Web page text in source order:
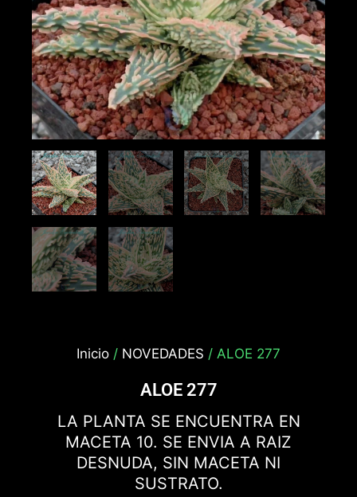
Inicio / NOVEDADES / ALOE 277
ALOE 277
LA PLANTA SE ENCUENTRA EN
MACETA 10. SE ENVIA A RAIZ
DESNUDA, SIN MACETA NI
SUSTRATO.